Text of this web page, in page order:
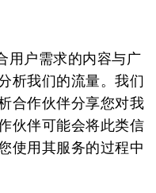
用户需求的内容与广
析我们的流量。我们
合作伙伴分享您对我
伙伴可能会将此类信
使用其服务的过程中
: www.sweeper-robot.eu
照明系统，可从远距
像。为方便高帧率运
和颜色的简明检测